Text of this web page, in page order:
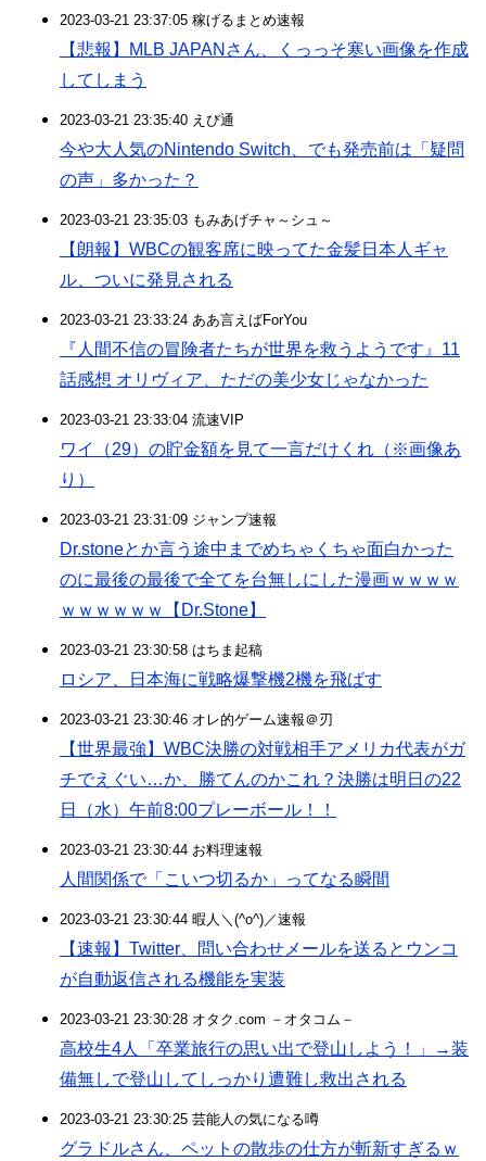
2023-03-21 23:37:05 稼げるまとめ速報
【悲報】MLB JAPANさん、くっっそ寒い画像を作成
してしまう
2023-03-21 23:35:40 えび通
今や大人気のNintendo Switch、でも発売前は「疑問
の声」多かった？
2023-03-21 23:35:03 もみあげチャ～シュ～
【朗報】WBCの観客席に映ってた金髪日本人ギャ
ル、ついに発見される
2023-03-21 23:33:24 ああ言えばForYou
『人間不信の冒険者たちが世界を救うようです』11
話感想 オリヴィア、ただの美少女じゃなかった
2023-03-21 23:33:04 流速VIP
ワイ（29）の貯金額を見て一言だけくれ（※画像あ
り）
2023-03-21 23:31:09 ジャンプ速報
Dr.stoneとか言う途中までめちゃくちゃ面白かった
のに最後の最後で全てを台無しにした漫画ｗｗｗｗ
ｗｗｗｗｗｗ【Dr.Stone】
2023-03-21 23:30:58 はちま起稿
ロシア、日本海に戦略爆撃機2機を飛ばす
2023-03-21 23:30:46 オレ的ゲーム速報＠刃
【世界最強】WBC決勝の対戦相手アメリカ代表がガ
チでえぐい…か、勝てんのかこれ？決勝は明日の22
日（水）午前8:00プレーボール！！
2023-03-21 23:30:44 お料理速報
人間関係で「こいつ切るか」ってなる瞬間
2023-03-21 23:30:44 暇人＼(^o^)／速報
【速報】Twitter、問い合わせメールを送るとウンコ
が自動返信される機能を実装
2023-03-21 23:30:28 オタク.com －オタコム－
高校生4人「卒業旅行の思い出で登山しよう！」→装
備無しで登山してしっかり遭難し救出される
2023-03-21 23:30:25 芸能人の気になる噂
グラドルさん、ペットの散歩の仕方が斬新すぎるｗ